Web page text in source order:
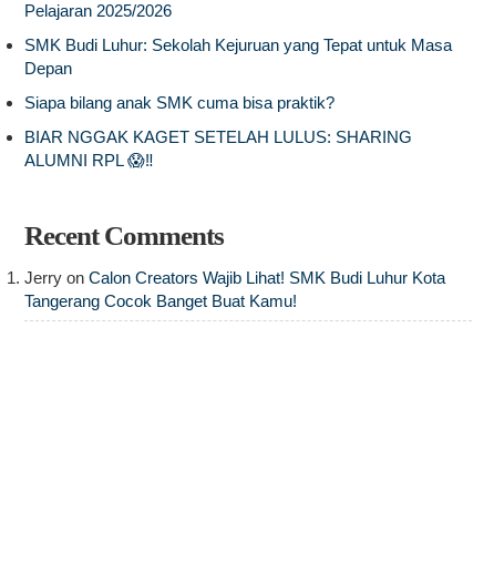
Pelajaran 2025/2026
SMK Budi Luhur: Sekolah Kejuruan yang Tepat untuk Masa
Depan
Siapa bilang anak SMK cuma bisa praktik?
BIAR NGGAK KAGET SETELAH LULUS: SHARING
ALUMNI RPL 😱‼️
Recent Comments
Jerry onCalon Creators Wajib Lihat! SMK Budi Luhur Kota
Tangerang Cocok Banget Buat Kamu!